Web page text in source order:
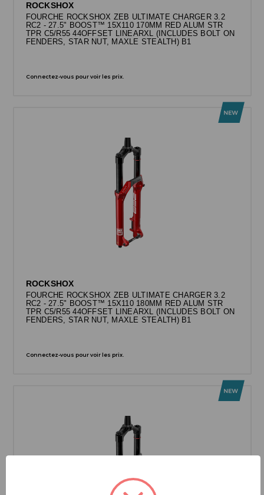
ROCKSHOX
FOURCHE ROCKSHOX ZEB ULTIMATE CHARGER 3.2
RC2 - 27.5" BOOST™ 15X110 170MM RED ALUM STR
TPR C5/R55 44OFFSET LINEARXL (INCLUDES BOLT ON
FENDERS, STAR NUT, MAXLE STEALTH) B1
Connectez-vous pour voir les prix.
ROCKSHOX
FOURCHE ROCKSHOX ZEB ULTIMATE CHARGER 3.2
RC2 - 27.5" BOOST™ 15X110 180MM RED ALUM STR
TPR C5/R55 44OFFSET LINEARXL (INCLUDES BOLT ON
FENDERS, STAR NUT, MAXLE STEALTH) B1
Connectez-vous pour voir les prix.